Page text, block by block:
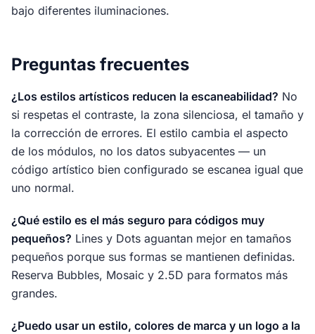
bajo diferentes iluminaciones.
Preguntas frecuentes
¿Los estilos artísticos reducen la escaneabilidad? No
si respetas el contraste, la zona silenciosa, el tamaño y
la corrección de errores. El estilo cambia el aspecto
de los módulos, no los datos subyacentes — un
código artístico bien configurado se escanea igual que
uno normal.
¿Qué estilo es el más seguro para códigos muy
pequeños? Lines y Dots aguantan mejor en tamaños
pequeños porque sus formas se mantienen definidas.
Reserva Bubbles, Mosaic y 2.5D para formatos más
grandes.
¿Puedo usar un estilo, colores de marca y un logo a la